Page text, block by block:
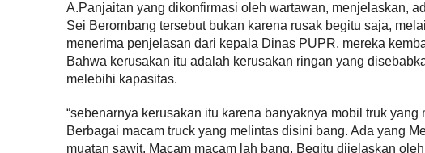
A.Panjaitan yang dikonfirmasi oleh wartawan, menjelaskan,
Sei Berombang tersebut bukan karena rusak begitu saja,
menerima penjelasan dari kepala Dinas PUPR, mereka
Bahwa kerusakan itu adalah kerusakan ringan yang
melebihi kapasitas.
“sebenarnya kerusakan itu karena banyaknya mobil truk
Berbagai macam truck yang melintas disini bang. Ada yang
muatan sawit. Macam macam lah bang. Begitu dijelaskan